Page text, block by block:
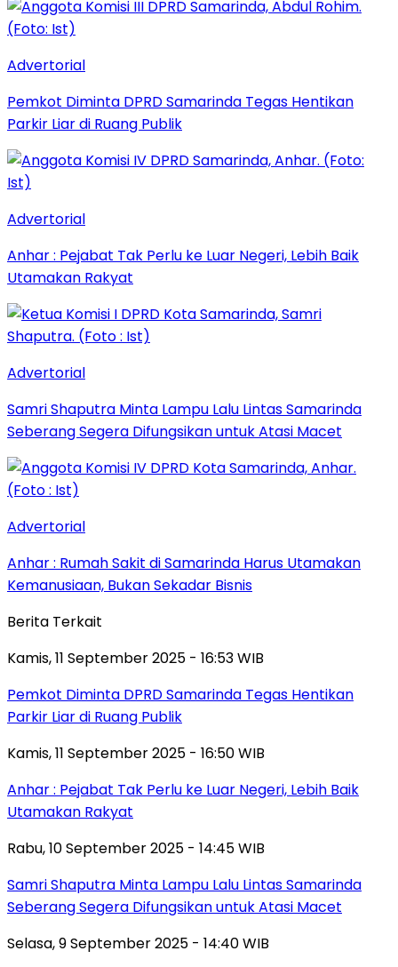
Advertorial
Pemkot Diminta DPRD Samarinda Tegas Hentikan
Parkir Liar di Ruang Publik
Advertorial
Anhar : Pejabat Tak Perlu ke Luar Negeri, Lebih Baik
Utamakan Rakyat
Advertorial
Samri Shaputra Minta Lampu Lalu Lintas Samarinda
Seberang Segera Difungsikan untuk Atasi Macet
Advertorial
Anhar : Rumah Sakit di Samarinda Harus Utamakan
Kemanusiaan, Bukan Sekadar Bisnis
Berita Terkait
Kamis, 11 September 2025 - 16:53 WIB
Pemkot Diminta DPRD Samarinda Tegas Hentikan
Parkir Liar di Ruang Publik
Kamis, 11 September 2025 - 16:50 WIB
Anhar : Pejabat Tak Perlu ke Luar Negeri, Lebih Baik
Utamakan Rakyat
Rabu, 10 September 2025 - 14:45 WIB
Samri Shaputra Minta Lampu Lalu Lintas Samarinda
Seberang Segera Difungsikan untuk Atasi Macet
Selasa, 9 September 2025 - 14:40 WIB